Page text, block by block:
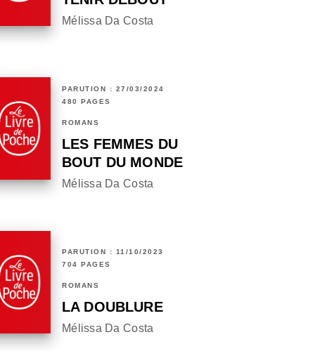
Mélissa Da Costa
PARUTION : 27/03/2024
480 PAGES
ROMANS
LES FEMMES DU
BOUT DU MONDE
Mélissa Da Costa
PARUTION : 11/10/2023
704 PAGES
ROMANS
LA DOUBLURE
Mélissa Da Costa